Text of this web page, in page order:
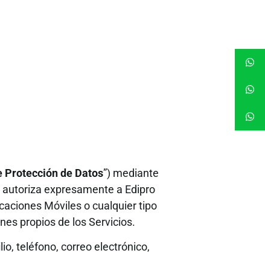
Protección de Datos”) mediante
expresamente a Edipro
Móviles o cualquier tipo
propios de los Servicios.
teléfono, correo electrónico,